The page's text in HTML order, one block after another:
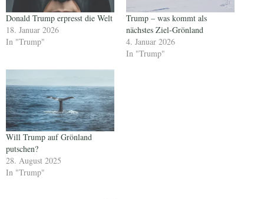
Donald Trump erpresst die Welt
18. Januar 2026
In "Trump"
Trump – was kommt als
nächstes Ziel-Grönland
4. Januar 2026
In "Trump"
Will Trump auf Grönland
putschen?
28. August 2025
In "Trump"